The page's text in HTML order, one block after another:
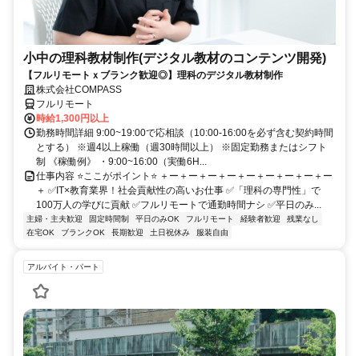
小中の理科教材制作(デジタル教材のコンテンツ開発)
【フルリモートｘブランク歓迎◎】理科のデジタル教材制作
株式会社COMPASS
フルリモート
時給1,300円以上
勤務時間詳細 9:00~19:00で応相談（10:00-16:00を必ず含む契約時間
とする） ※週4以上稼働（週30時間以上） ※固定勤務またはシフト
制 《稼働例》 ・9:00~16:00（実働6H...
仕事内容 ⭐ここがポイント⭐ ＋ー＋ー＋ー＋ー＋ー＋ー＋ー＋ー＋ー
＋ ✅IT×教育業界！社会貢献性の高いお仕事 ✅「理科の専門性」で
100万人の学びに貢献 ✅フルリモートで通勤時間ナシ ✅平日のみ...
主婦・主夫歓迎 固定時間制 平日のみOK フルリモート 経験者歓迎
残業なし
在宅OK
ブランクOK 長期歓迎 土日祝休み 服装自由
アルバイト・パート